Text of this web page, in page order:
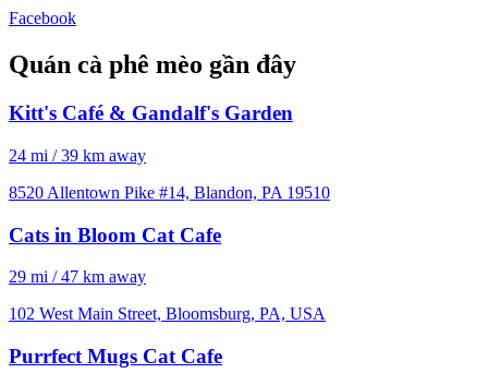
Facebook
Quán cà phê mèo gần đây
Kitt's Café & Gandalf's Garden
24 mi / 39 km away
8520 Allentown Pike #14, Blandon, PA 19510
Cats in Bloom Cat Cafe
29 mi / 47 km away
102 West Main Street, Bloomsburg, PA, USA
Purrfect Mugs Cat Cafe